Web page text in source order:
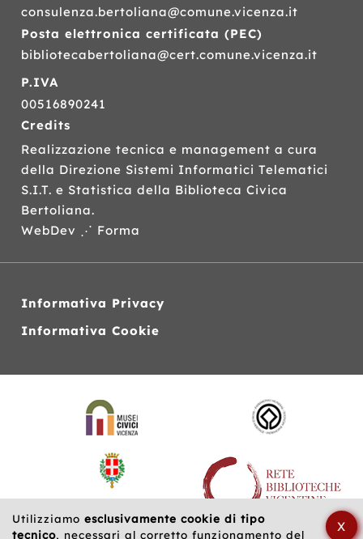
Utilizziamo esclusivamente cookie di tipo
tecnico, necessari al corretto funzionamento del X
consulenza.bertoliana@comune.vicenza.it
Posta elettronica certificata (PEC)
bibliotecabertoliana@cert.comune.vicenza.it
P.IVA
00516890241
Credits
Realizzazione tecnica e management a cura
della Direzione Sistemi Informatici Telematici
S.I.T. e Statistica della Biblioteca Civica
Bertoliana.
WebDev ⋰ Forma
Informativa Privacy
Informativa Cookie